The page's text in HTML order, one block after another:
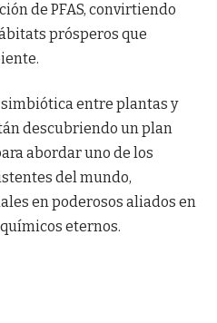
de PFAS, convirtiendo
prósperos que
entre plantas y
descubriendo un plan
abordar uno de los
del mundo,
en poderosos aliados en
eternos.